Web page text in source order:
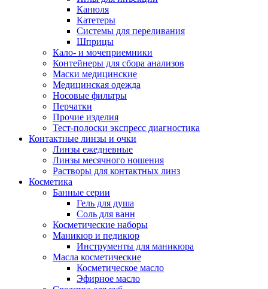
Канюля
Катетеры
Системы для переливания
Шприцы
Кало- и мочеприемники
Контейнеры для сбора анализов
Маски медицинские
Медицинская одежда
Носовые фильтры
Перчатки
Прочие изделия
Тест-полоски экспресс диагностика
Контактные линзы и очки
Линзы ежедневные
Линзы месячного ношения
Растворы для контактных линз
Косметика
Банные серии
Гель для душа
Соль для ванн
Косметические наборы
Маникюр и педикюр
Инструменты для маникюра
Масла косметические
Косметическое масло
Эфирное масло